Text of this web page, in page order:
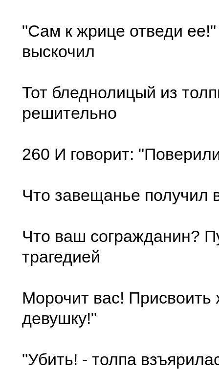
"Сам к жрице отведи ее!"
выскочил
Тот бледнолицый из
решительно
260 И говорит:
Что завещанье получил
Что ваш согражданин?
трагедией
Морочит вас! Присвоить
девушку!"
"Убить! - толпа